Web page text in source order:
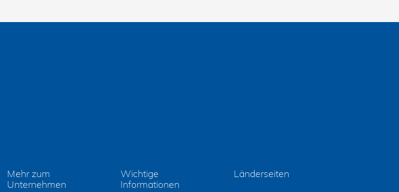
Mehr zum
Unternehmen
Wichtige
Informationen
Länderseiten